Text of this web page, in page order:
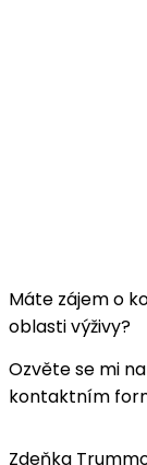
Máte zájem o
oblasti výživy?
Ozvěte se mi
kontaktním
Zdeňka